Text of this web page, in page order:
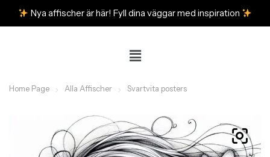
Nya affischer är här! Fyll dina väggar med inspiration
Home Page Alla Affischer Svartvita posters